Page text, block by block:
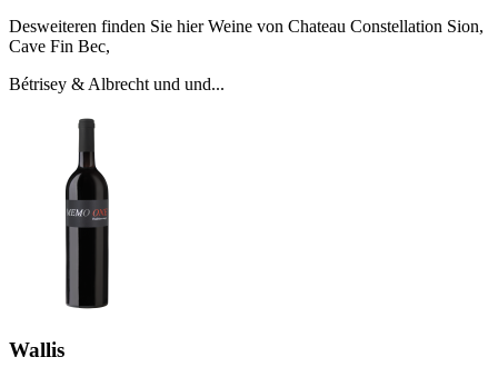
Desweiteren finden Sie hier Weine von Chateau Constellation Sion,
Cave Fin Bec,
Bétrisey & Albrecht und und...
Wallis